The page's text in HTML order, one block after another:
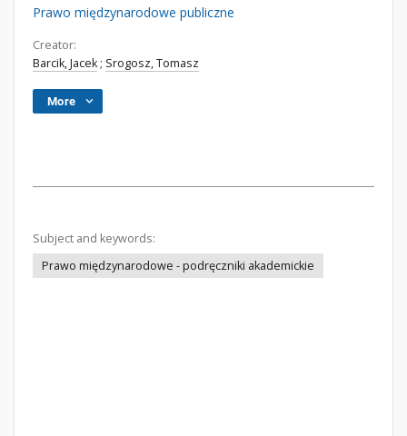
Prawo międzynarodowe publiczne
Creator:
Barcik, Jacek; Srogosz, Tomasz
More
Subject and keywords:
Prawo międzynarodowe - podręczniki akademickie